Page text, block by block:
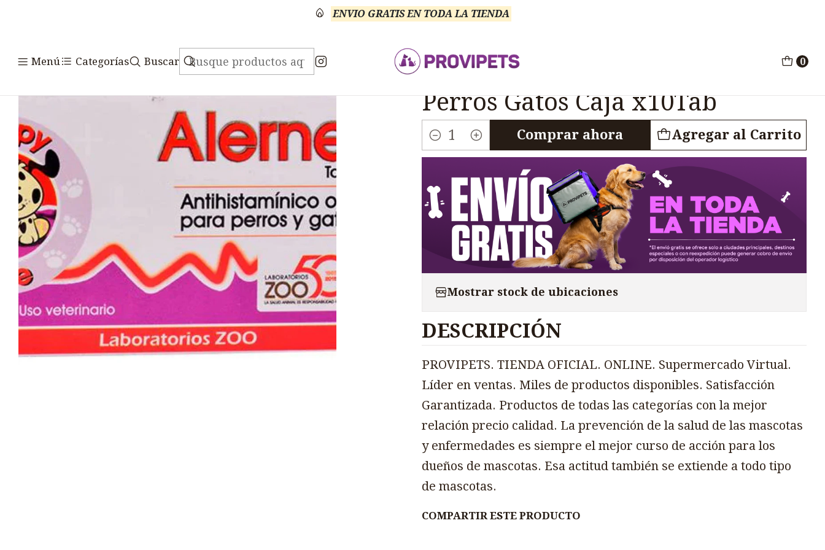
Menú Categorías Buscar 0
ENVIO GRATIS EN TODA LA TIENDA
Veterinario Antihistamínico Alernex Antihistaminico Oral Perros Gatos Caja x10Tab
Alernex Antihistaminico Oral
Perros Gatos Caja x10Tab
Cantidad
Agregar al Carrito
Comprar ahora
Mostrar stock de ubicaciones
DESCRIPCIÓN
PROVIPETS. TIENDA OFICIAL. ONLINE. Supermercado Virtual.
Líder en ventas. Miles de productos disponibles. Satisfacción
Garantizada. Productos de todas las categorías con la mejor
relación precio calidad. La prevención de la salud de las mascotas
y enfermedades es siempre el mejor curso de acción para los
dueños de mascotas. Esa actitud también se extiende a todo tipo
de mascotas.
COMPARTIR ESTE PRODUCTO